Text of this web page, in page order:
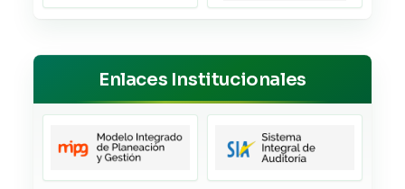
Enlaces Institucionales